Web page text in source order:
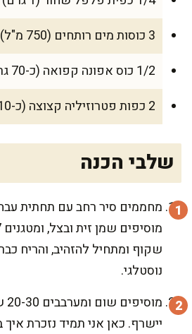
3 כוסות מים רותחים (750 מ"ל)
1/2 כוס אפונה קפואה (כ-70 גרם), אופציונלי
2 כפות פטרוזיליה קצוצה (כ-10 גרם), להגשה
שלבי הכנה
מחממים סיר רחב עם תחתית
שקוף ומתחיל להזהיב, והריח
נוסטלגי.
יישרף. כאן אני תמיד נזכרת